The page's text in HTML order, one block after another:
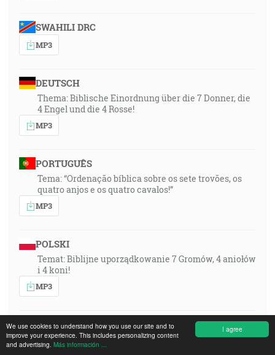
I agree
We use cookies to understand how you use our site and to
improve your experience. This includes personalizing content
and advertising. Más información ...
SWAHILI DRC
MP3
DEUTSCH
Thema: Biblische Einordnung über die 7 Donner, die
4 Engel und die 4 Rosse!
MP3
PORTUGUÊS
Tema: “Ordenação bíblica sobre os sete trovões, os
quatro anjos e os quatro cavalos!”
MP3
POLSKI
Temat: Biblijne uporządkowanie 7 Gromów, 4 aniołów
i 4 koni!
MP3
ITALIANO
Tema: “Interpretazione biblica dei 7 tuoni, dei 4
angeli e dei 4 cavalli!”